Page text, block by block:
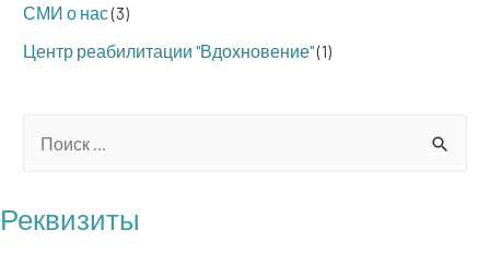
СМИ о нас(3)
Центр реабилитации "Вдохновение"(1)
r
Реквизиты